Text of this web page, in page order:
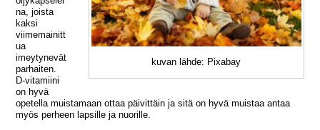
kuvan lähde: Pixabay
na, joista
kaksi
viimemainitt
ua
imeytynevät
parhaiten.
D-vitamiini
on hyvä
opetella muistamaan ottaa päivittäin ja sitä on hyvä muistaa antaa
myös perheen lapsille ja nuorille.